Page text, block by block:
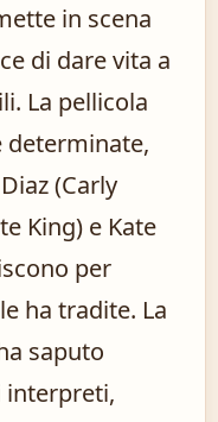
in scena
di dare vita a
La pellicola
(Carly
King) e Kate
per
ha tradite. La
saputo
interpreti,